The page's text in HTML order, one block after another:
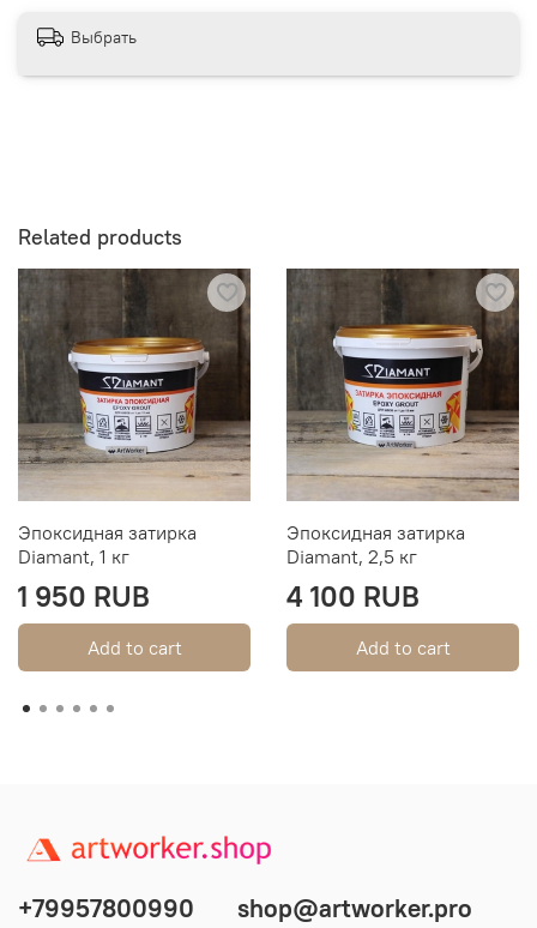
Выбрать
Related products
Эпоксидная затирка
Diamant, 1 кг
1 950 RUB
Add to cart
Эпоксидная затирка
Diamant, 2,5 кг
4 100 RUB
Add to cart
+79957800990 shop@artworker.pro